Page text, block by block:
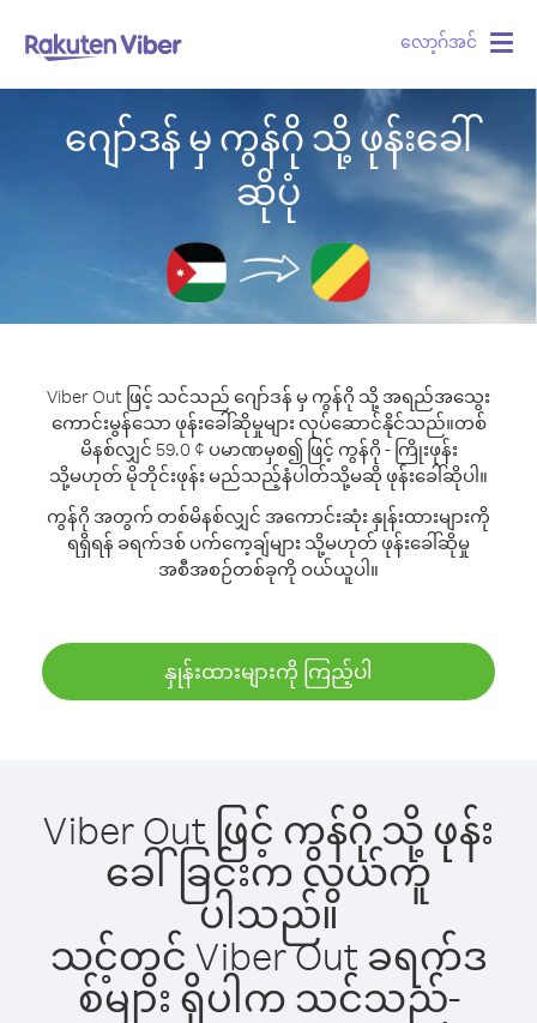
လော့ဂ်အင်
ဂျော်ဒန် မှ ကွန်ဂို သို့ ဖုန်းခေါ်
ဆိုပုံ
Viber Out ဖြင့် သင်သည် ဂျော်ဒန် မှ ကွန်ဂို သို့ အရည်အသွေး
ကောင်းမွန်သော ဖုန်းခေါ်ဆိုမှုများ လုပ်ဆောင်နိုင်သည်။တစ်
မိနစ်လျှင် 59.0 ¢ ပမာဏမှစ၍ ဖြင့် ကွန်ဂို - ကြိုးဖုန်း
သို့မဟုတ် မိုဘိုင်းဖုန်း မည်သည့်နံပါတ်သို့မဆို ဖုန်းခေါ်ဆိုပါ။
ကွန်ဂို အတွက် တစ်မိနစ်လျှင် အကောင်းဆုံး နှုန်းထားများကို
ရရှိရန် ခရက်ဒစ် ပက်ကေ့ချ်များ သို့မဟုတ် ဖုန်းခေါ်ဆိုမှု
အစီအစဉ်တစ်ခုကို ဝယ်ယူပါ။
နှုန်းထားများကို ကြည့်ပါ
Viber Out ဖြင့် ကွန်ဂို သို့ ဖုန်း
ခေါ်ခြင်းက လွယ်ကူ
ပါသည်။
သင့်တွင် Viber Out ခရက်ဒ
စ်များ ရှိပါက သင်သည်-